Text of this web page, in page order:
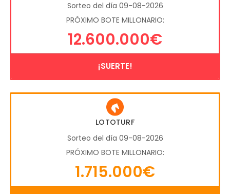
Sorteo del día 09-08-2026
PRÓXIMO BOTE MILLONARIO:
12.600.000€
¡SUERTE!
LOTOTURF
Sorteo del día 09-08-2026
PRÓXIMO BOTE MILLONARIO:
1.715.000€